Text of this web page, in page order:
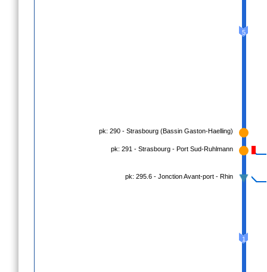
5
pk: 290 - Strasbourg (Bassin Gaston-Haelling)
pk: 291 - Strasbourg - Port Sud-Ruhlmann
pk: 295.6 - Jonction Avant-port - Rhin
1